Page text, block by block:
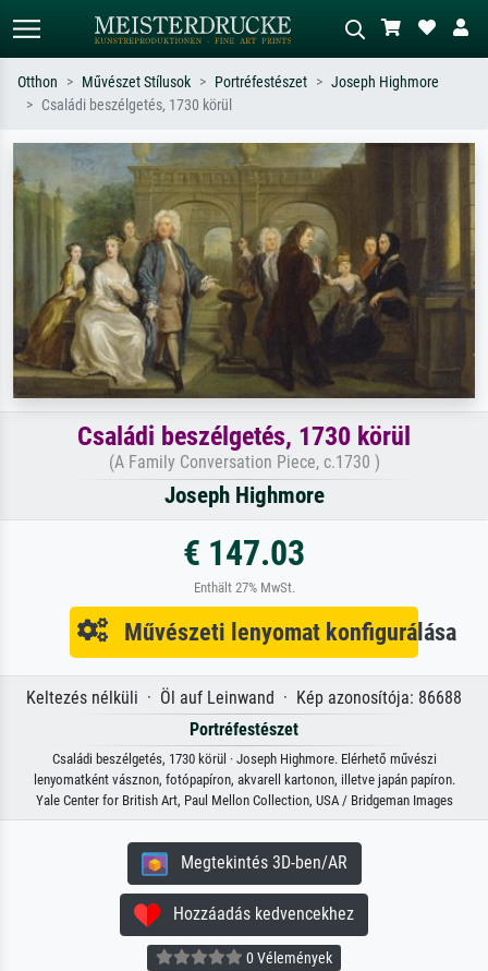
Keressen művész, műcím vagy stílus
szerint – pl. Monet, Csillagos éj,
impresszionizmus, Hokusai-hullám,
akt.
Írja le a jelenetet – pl. zöld rét, sok
piros absztrakt, sötét olajkép, álló akt
egy fa mellett.
Otthon Művészet Stílusok Portréfestészet
Joseph Highmore
Családi beszélgetés, 1730 körül
Családi beszélgetés, 1730 körül
(A Family Conversation Piece, c.1730 )
Joseph Highmore
€ 147.03
Enthält 27% MwSt.
Művészeti lenyomat konfigurálása
Keltezés nélküli · Öl auf Leinwand · Kép azonosítója: 86688
Portréfestészet
Családi beszélgetés, 1730 körül · Joseph Highmore. Elérhető művészi
lenyomatként vásznon, fotópapíron, akvarell kartonon, illetve japán papíron.
Yale Center for British Art, Paul Mellon Collection, USA / Bridgeman Images
Megtekintés 3D-ben/AR
Hozzáadás kedvencekhez
0 Vélemények